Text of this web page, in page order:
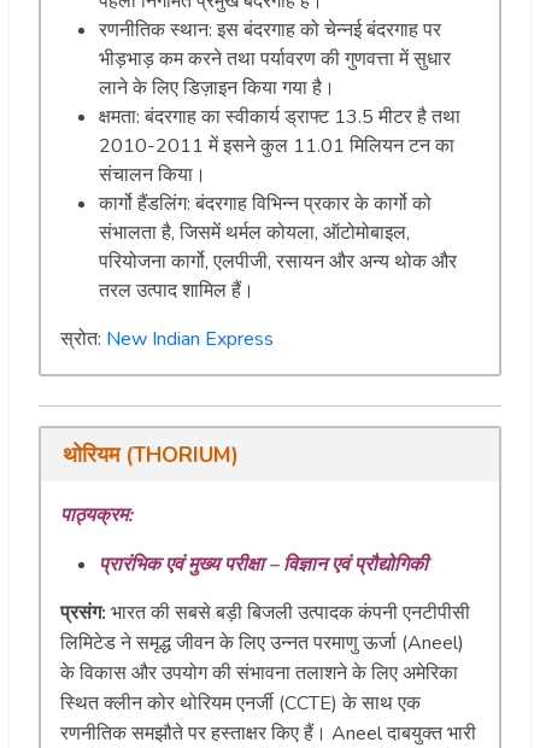
रणनीतिक स्थान: इस बंदरगाह को चेन्नई बंदरगाह पर
भीड़भाड़ कम करने तथा पर्यावरण की गुणवत्ता में सुधार
लाने के लिए डिज़ाइन किया गया है।
क्षमता: बंदरगाह का स्वीकार्य ड्राफ्ट 13.5 मीटर है तथा
2010-2011 में इसने कुल 11.01 मिलियन टन का
संचालन किया।
कार्गो हैंडलिंग: बंदरगाह विभिन्न प्रकार के कार्गो को
संभालता है, जिसमें थर्मल कोयला, ऑटोमोबाइल,
परियोजना कार्गो, एलपीजी, रसायन और अन्य थोक और
तरल उत्पाद शामिल हैं।
स्रोत: New Indian Express
थोरियम (THORIUM)
पाठ्यक्रम:
प्रारंभिक एवं मुख्य परीक्षा – विज्ञान एवं प्रौद्योगिकी
प्रसंग: भारत की सबसे बड़ी बिजली उत्पादक कंपनी एनटीपीसी
लिमिटेड ने समृद्ध जीवन के लिए उन्नत परमाणु ऊर्जा (Aneel)
के विकास और उपयोग की संभावना तलाशने के लिए अमेरिका
स्थित क्लीन कोर थोरियम एनर्जी (CCTE) के साथ एक
रणनीतिक समझौते पर हस्ताक्षर किए हैं। Aneel दाबयुक्त भारी